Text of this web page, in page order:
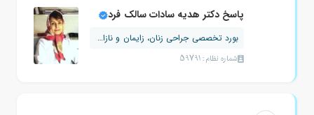
پاسخ دکتر هدیه سادات سالک فرد
بورد تخصصی جراحی زنان، زایمان و نازایی
شماره نظام: 59791